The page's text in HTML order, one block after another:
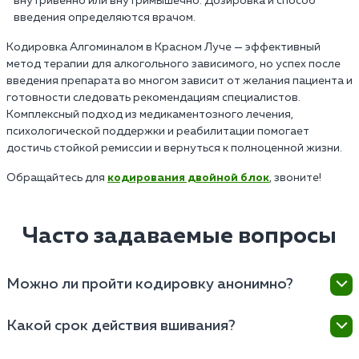
введения определяются врачом.
Кодировка Алгоминалом в Красном Луче — эффективный
метод терапии для алкогольного зависимого, но успех после
введения препарата во многом зависит от желания пациента и
готовности следовать рекомендациям специалистов.
Комплексный подход из медикаментозного лечения,
психологической поддержки и реабилитации помогает
достичь стойкой ремиссии и вернуться к полноценной жизни.
Обращайтесь для кодирования двойной блок , звоните!
Часто задаваемые вопросы
Можно ли пройти кодировку анонимно?
процедуры на анонимных условиях. Мы понимаем,
Какой срок действия вшивания?